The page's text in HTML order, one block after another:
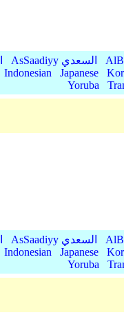
AsSaadiyy السعدي
Indonesian Japanese
Yoruba
AsSaadiyy السعدي
Indonesian Japanese
Yoruba